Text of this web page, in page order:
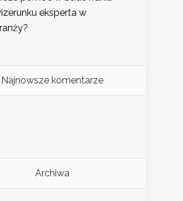
eksperta w
Najnowsze komentarze
Archiwa